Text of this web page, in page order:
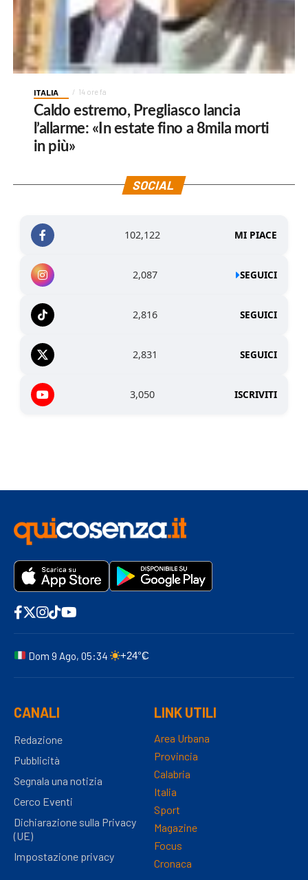
ITALIA 14 ore fa
Caldo estremo, Pregliasco lancia
l’allarme: «In estate fino a 8mila morti
in più»
SOCIAL
102,122 MI PIACE
2,087 SEGUICI
2,816 SEGUICI
2,831 SEGUICI
3,050 ISCRIVITI
Dom 9 Ago, 05:34 +24°C
CANALI
Redazione
Pubblicità
Segnala una notizia
Cerco Eventi
Dichiarazione sulla Privacy
(UE)
Impostazione privacy
LINK UTILI
Area Urbana
Provincia
Calabria
Italia
Sport
Magazine
Focus
Cronaca